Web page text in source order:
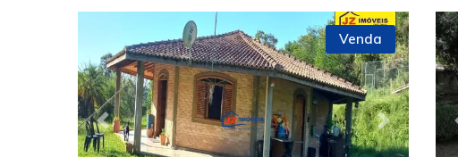
Previous Next
Venda